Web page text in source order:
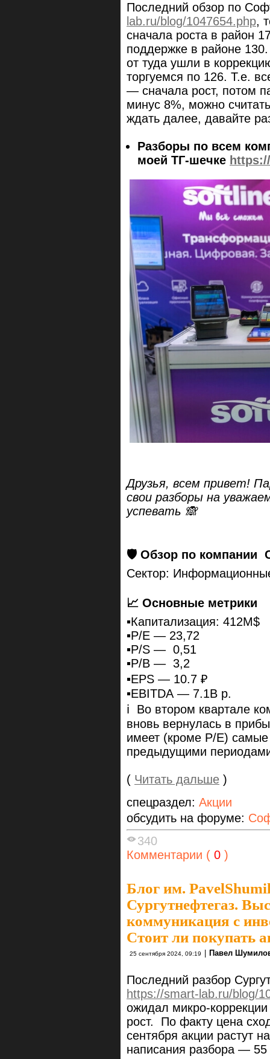
Последний обзор по
lab.ru/blog/1047654.php,
сначала роста в район
поддержке в районе
от туда ушли в
торгуемся по 126. Т.е.
— сначала рост, потом
минус 8%, можно
ждать далее, давайте
Разборы по всем
моей ТГ-шечке
Друзья, всем привет!
свои разборы на
успевать 🙈
🛡 Обзор по компании
Сектор:
📈 Основные метрики
▪️Капитализация: 412M$
▪️P/E — 23,72
▪️P/S — 0,51
▪️P/B — 3,2
▪️EPS — 10.7 ₽
▪️EBITDA — 7.1B р.
ℹ️ Во втором квартале
вновь вернулась в
имеет (кроме P/E)
предыдущими
( Читать дальше )
спецраздел: Акции
обсудить на форуме:
340
Комментарии ( 0 )
Блог им.
Сургутнефтегаз.
коммуникация с
Стоит ли покупать
25 сентября 2024, 09:19 Павел
Последний разбор
https://smart-lab.ru/blog/
ожидал микро-
рост. По факту цена
сентября акции растут
написания разбора —